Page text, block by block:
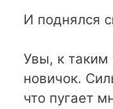
И поднялся
Увы, к таким
новичок.
что пугает